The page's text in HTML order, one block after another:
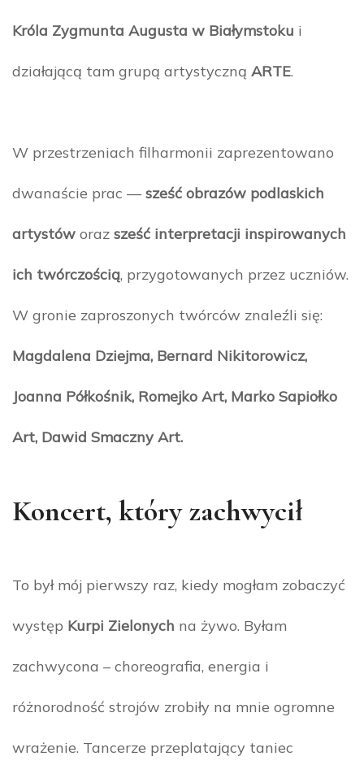
Króla Zygmunta Augusta w Białymstoku i
działającą tam grupą artystyczną ARTE.
W przestrzeniach filharmonii zaprezentowano
dwanaście prac —sześć obrazów podlaskich
artystów oraz sześć interpretacji inspirowanych
ich twórczością, przygotowanych przez uczniów.
W gronie zaproszonych twórców znaleźli się:
Magdalena Dziejma, Bernard Nikitorowicz,
Joanna Półkośnik, Romejko Art, Marko Sapiołko
Art, Dawid Smaczny Art.
Koncert, który zachwycił
To był mój pierwszy raz, kiedy mogłam zobaczyć
występ Kurpi Zielonych na żywo. Byłam
zachwycona – choreografia, energia i
różnorodność strojów zrobiły na mnie ogromne
wrażenie. Tancerze przeplatający taniec